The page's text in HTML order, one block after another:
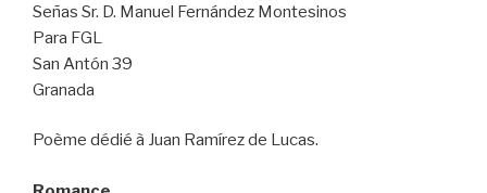
Señas Sr. D. Manuel Fernández Montesinos
Para FGL
San Antón 39
Granada
Poème dédié à Juan Ramírez de Lucas.